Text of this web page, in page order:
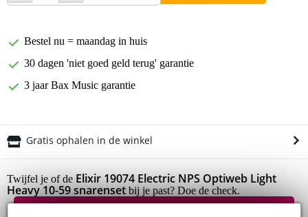
Bestel nu = maandag in huis
30 dagen 'niet goed geld terug' garantie
3 jaar Bax Music garantie
Gratis ophalen in de winkel
Twijfel je of de Elixir 19074 Electric NPS Optiweb Light
Heavy 10-59 snarenset bij je past? Doe de check.